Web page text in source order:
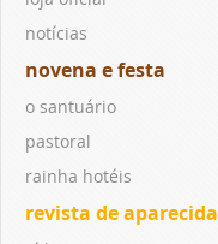
notícias
novena e festa
o santuário
pastoral
rainha hotéis
revista de aparecida